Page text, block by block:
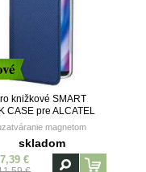
knižkové SMART
CASE pre ALCATEL
- modrémagnetom
skladom
7,39 €